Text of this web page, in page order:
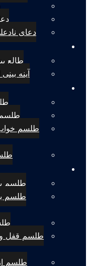
دعای نادعلی
طالع
آینه بینی
طلسم
طلسم
طلسم